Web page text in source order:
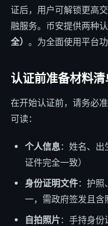
证后，用户可解锁更高
融服务。币安提供两种认
全） 。为全面使用平台
认证前准备材料清
在开始认证前，请务必
可读：
个人信息：姓名、
证件完全一致）
身份证明文件：护照
一，需政府签发且含
自拍照片：手持身